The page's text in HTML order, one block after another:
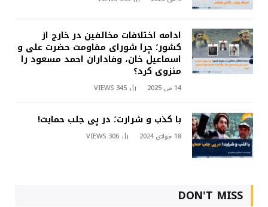
ادامه اختلافات مخالفین در خارج از
کشور؛ چرا شورای مقاومت حضرت علی و
اسماعیل خان، وفاداران احمد مسعود را
منزوی کرد؟
14 می 2025 345
VIEWS
با کذب و شرارت؛ در پی جلب حمایت!
18 جولای 2024 306
VIEWS
DON'T MISS